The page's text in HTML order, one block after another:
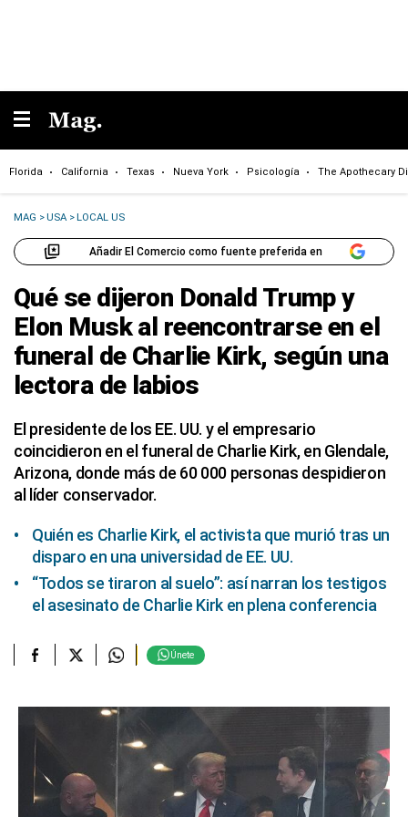
Florida California Texas Nueva York Psicología The Apothecary
MAG >USA >LOCAL US
Añadir El Comercio como fuente preferida en
Qué se dijeron Donald Trump y
Elon Musk al reencontrarse en el
funeral de Charlie Kirk, según una
lectora de labios
El presidente de los EE. UU. y el empresario
coincidieron en el funeral de Charlie Kirk, en Glendale,
Arizona, donde más de 60 000 personas despidieron
al líder conservador.
Quién es Charlie Kirk, el activista que murió tras un
disparo en una universidad de EE. UU.
“Todos se tiraron al suelo”: así narran los testigos
el asesinato de Charlie Kirk en plena conferencia
Únete